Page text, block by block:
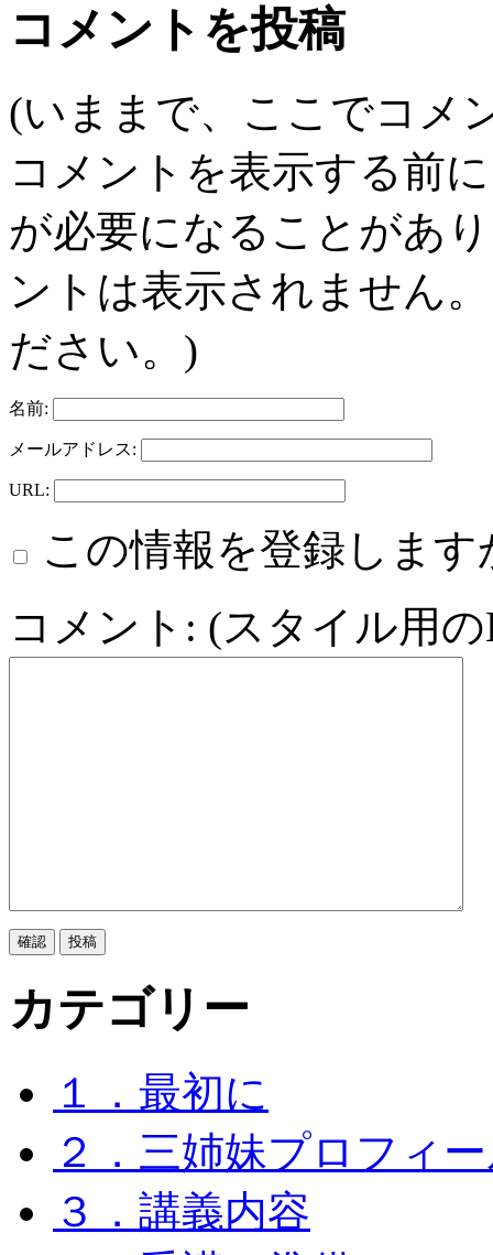
コメントを投稿
(いままで、ここでコメ
コメントを表示する前
が必要になることがあ
ントは表示されません
ださい。)
名前:
メールアドレス:
URL:
この情報を登録します
コメント: (スタイル用
カテゴリー
１．最初に
２．三姉妹プロフィ
３．講義内容